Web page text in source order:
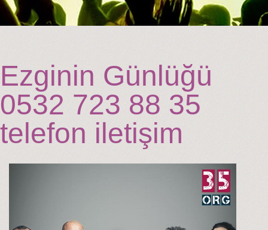
Ezginin Günlüğü
0532 723 88 35
telefon iletişim